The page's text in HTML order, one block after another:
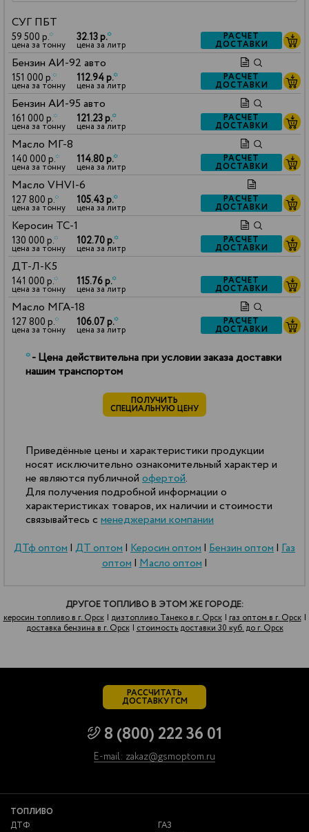
СУГ ПБТ
59 500 р.*
цена за тонну
32.13 р.*
цена за литр
РАСЧЕТ
ДОСТАВКИ
Бензин АИ-92 авто
151 000 р.*
цена за тонну
112.94 р.*
цена за литр
РАСЧЕТ
ДОСТАВКИ
Бензин АИ-95 авто
161 000 р.*
цена за тонну
121.23 р.*
цена за литр
РАСЧЕТ
ДОСТАВКИ
Масло МГ-8
140 000 р.*
цена за тонну
114.80 р.*
цена за литр
РАСЧЕТ
ДОСТАВКИ
Масло VHVI-6
127 800 р.*
цена за тонну
105.43 р.*
цена за литр
РАСЧЕТ
ДОСТАВКИ
Керосин ТС-1
130 000 р.*
цена за тонну
102.70 р.*
цена за литр
РАСЧЕТ
ДОСТАВКИ
ДТ-Л-К5
141 000 р.*
цена за тонну
115.76 р.*
цена за литр
РАСЧЕТ
ДОСТАВКИ
Масло МГА-18
127 800 р.*
цена за тонну
106.07 р.*
цена за литр
РАСЧЕТ
ДОСТАВКИ
*- Цена действительна при условии заказа доставки
нашим транспортом
ПОЛУЧИТЬ
СПЕЦИАЛЬНУЮ ЦЕНУ
Приведённые цены и характеристики продукции
носят исключительно ознакомительный характер и
не являются публичной офертой.
Для получения подробной информации о
характеристиках товаров, их наличии и стоимости
связывайтесь с менеджерами компании
ДТф оптом| ДТ оптом| Керосин оптом| Бензин оптом| Газ
оптом|Масло оптом|
ДРУГОЕ ТОПЛИВО В ЭТОМ ЖЕ ГОРОДЕ:
керосин топливо в г. Орск| дизтопливо Танеко в г. Орск| газ оптом в г. Орск|
доставка бензина в г. Орск| стоимость доставки 30 куб. до г. Орск
РАССЧИТАТЬ
ДОСТАВКУ ГСМ
8 (800) 222 36 01
E-mail: zakaz@gsmoptom.ru
ТОПЛИВО
ДТФ
ГАЗ